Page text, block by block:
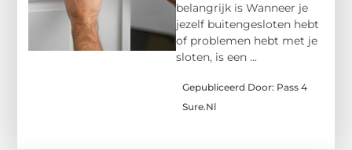
belangrijk is Wanneer je
jezelf buitengesloten hebt
of problemen hebt met je
sloten, is een ...
Gepubliceerd Door: Pass 4
Sure.nl